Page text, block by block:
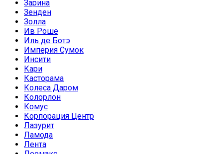
Зарина
Зенден
Золла
Ив Роше
Иль де Ботэ
Империя Сумок
Инсити
Кари
Касторама
Колеса Даром
Колорлон
Комус
Корпорация Центр
Лазурит
Ламода
Лента